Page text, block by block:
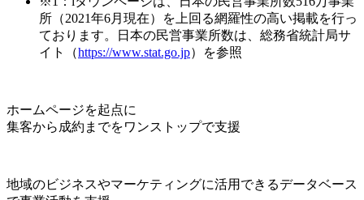
所（2021年6月現在）を上回る網羅性の高い掲載を行っ
ております。日本の民営事業所数は、総務省統計局サ
イト（https://www.stat.go.jp）を参照
ホームページを起点に
集客から成約までをワンストップで支援
地域のビジネスやマーケティングに活用できるデータベース